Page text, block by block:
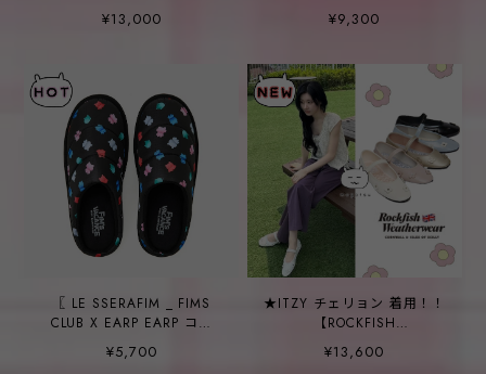
FUR BOOTS MIDDLE - 5
¥13,000
FUR MULES - 5 colors
¥9,300
〖 LE SSERAFIM _ FIMS
CLUB X EARP EARP コラ
ボ！〗INDOOR SHOES
(black)
¥5,700
★ITZY チェリョン 着用！！
【ROCKFISH
WEATHERWEAR】[X
MINJUKIM] FLORAL PATCH
¥13,600